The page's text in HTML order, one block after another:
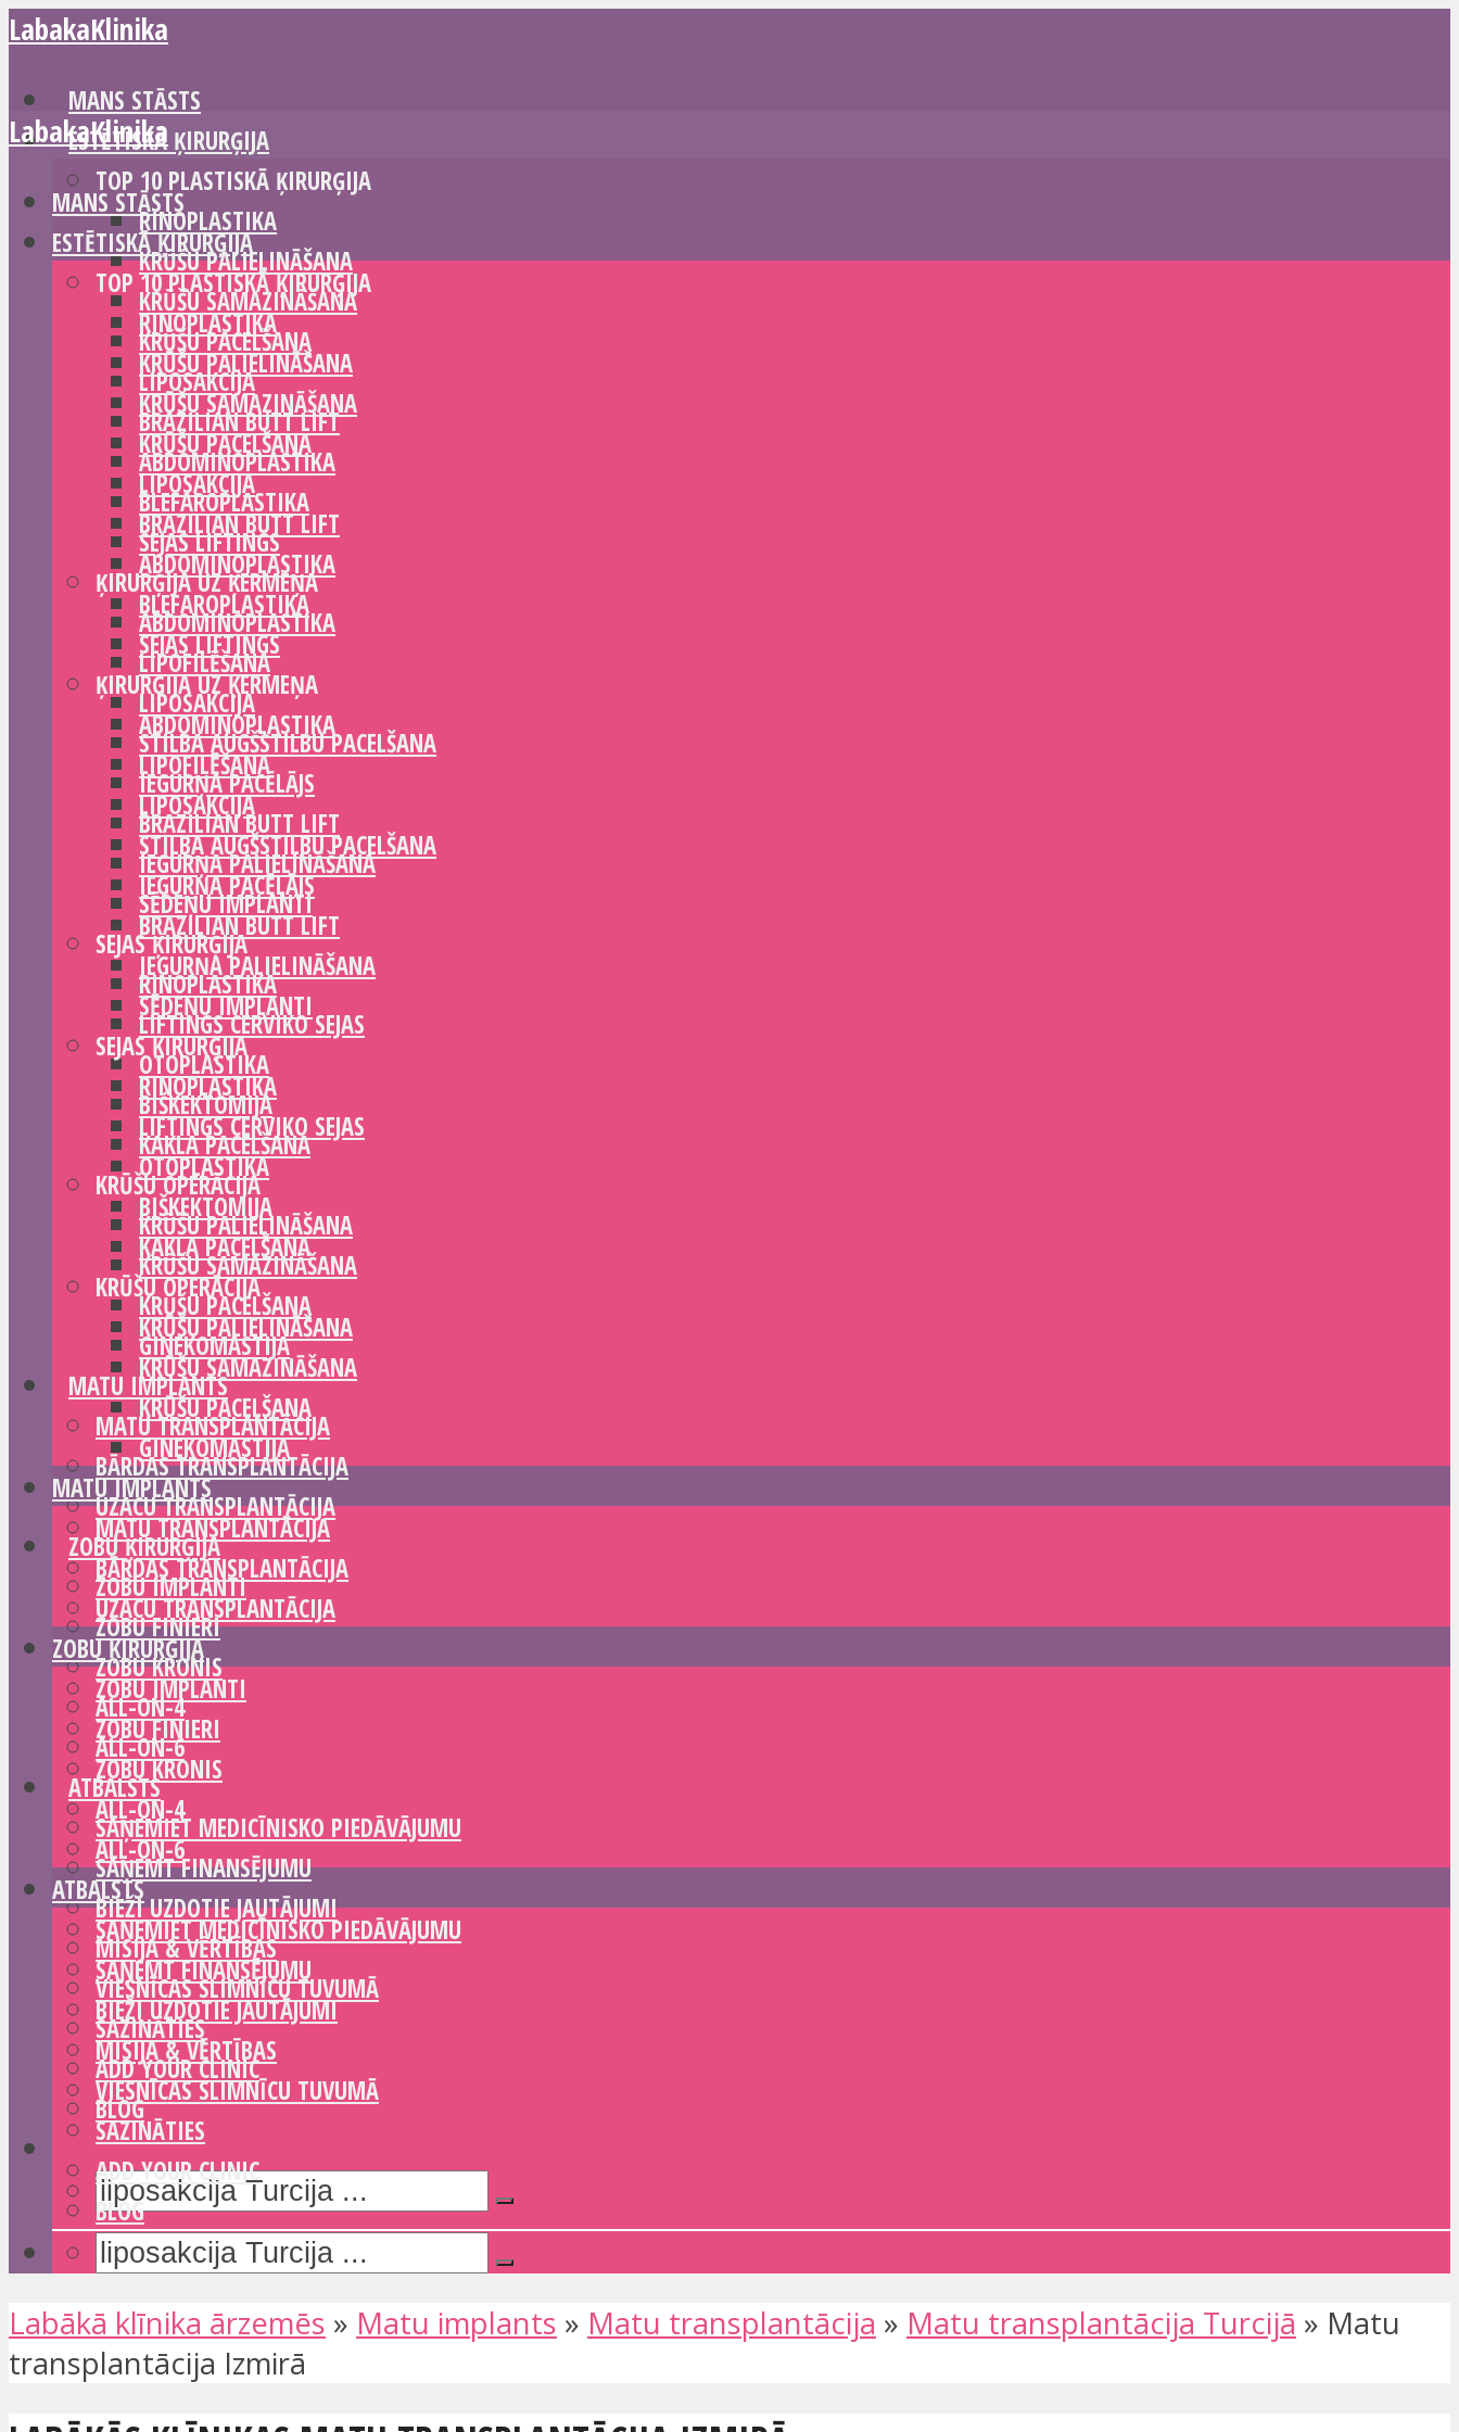
LabakaKlinika
MANS STĀSTS
ESTĒTISKĀ ĶIRURĢIJA
TOP 10 PLASTISKĀ ĶIRURĢIJA
RINOPLASTIKA
KRŪŠU PALIELINĀŠANA
KRŪŠU SAMAZINĀŠANA
KRŪŠU PACELŠANA
LIPOSAKCIJA
BRAZILIAN BUTT LIFT
ABDOMINOPLASTIKA
BLEFAROPLASTIKA
SEJAS LIFTINGS
ĶIRURĢIJA UZ ĶERMEŅA
ABDOMINOPLASTIKA
LIPOFILĒŠANA
LIPOSAKCIJA
STILBA AUGŠSTILBU PACELŠANA
IEGURŅA PACĒLĀJS
BRAZILIAN BUTT LIFT
IEGURŅA PALIELINĀŠANA
SĒDEŅU IMPLANTI
SEJAS ĶIRURĢIJA
RINOPLASTIKA
LIFTINGS CERVIKO SEJAS
OTOPLASTIKA
BIŠKEKTOMIJA
KAKLA PACELŠANA
KRŪŠU OPERĀCIJA
KRŪŠU PALIELINĀŠANA
KRŪŠU SAMAZINĀŠANA
KRŪŠU PACELŠANA
GINEKOMASTIJA
MATU IMPLANTS
MATU TRANSPLANTĀCIJA
BĀRDAS TRANSPLANTĀCIJA
UZACU TRANSPLANTĀCIJA
ZOBU ĶIRURĢIJA
ZOBU IMPLANTI
ZOBU FINIERI
ZOBU KRONIS
ALL-ON-4
ALL-ON-6
ATBALSTS
SAŅEMIET MEDICĪNISKO PIEDĀVĀJUMU
SAŅEMT FINANSĒJUMU
BIEŽI UZDOTIE JAUTĀJUMI
MISIJA & VĒRTĪBAS
VIESNĪCAS SLIMNĪCU TUVUMĀ
SAZINĀTIES
ADD YOUR CLINIC
BLOG
LabakaKlinika
MANS STĀSTS
ESTĒTISKĀ ĶIRURĢIJA
TOP 10 PLASTISKĀ ĶIRURĢIJA
RINOPLASTIKA
KRŪŠU PALIELINĀŠANA
KRŪŠU SAMAZINĀŠANA
KRŪŠU PACELŠANA
LIPOSAKCIJA
BRAZILIAN BUTT LIFT
ABDOMINOPLASTIKA
BLEFAROPLASTIKA
SEJAS LIFTINGS
ĶIRURĢIJA UZ ĶERMEŅA
ABDOMINOPLASTIKA
LIPOFILĒŠANA
LIPOSAKCIJA
STILBA AUGŠSTILBU PACELŠANA
IEGURŅA PACĒLĀJS
BRAZILIAN BUTT LIFT
IEGURŅA PALIELINĀŠANA
SĒDEŅU IMPLANTI
SEJAS ĶIRURĢIJA
RINOPLASTIKA
LIFTINGS CERVIKO SEJAS
OTOPLASTIKA
BIŠKEKTOMIJA
KAKLA PACELŠANA
KRŪŠU OPERĀCIJA
KRŪŠU PALIELINĀŠANA
KRŪŠU SAMAZINĀŠANA
KRŪŠU PACELŠANA
GINEKOMASTIJA
MATU IMPLANTS
MATU TRANSPLANTĀCIJA
BĀRDAS TRANSPLANTĀCIJA
UZACU TRANSPLANTĀCIJA
ZOBU ĶIRURĢIJA
ZOBU IMPLANTI
ZOBU FINIERI
ZOBU KRONIS
ALL-ON-4
ALL-ON-6
ATBALSTS
SAŅEMIET MEDICĪNISKO PIEDĀVĀJUMU
SAŅEMT FINANSĒJUMU
BIEŽI UZDOTIE JAUTĀJUMI
MISIJA & VĒRTĪBAS
VIESNĪCAS SLIMNĪCU TUVUMĀ
SAZINĀTIES
ADD YOUR CLINIC
BLOG
Labākā klīnika ārzemēs » Matu implants » Matu transplantācija » Matu transplantācija Turcijā » Matu
transplantācija Izmirā